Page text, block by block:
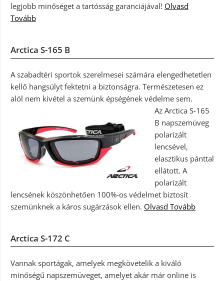
legjobb minőséget a tartósság garanciájával! Olvasd
Tovább
Arctica S-165 B
A szabadtéri sportok szerelmesei számára elengedhetetlen
kellő hangsúlyt fektetni a biztonságra. Természetesen ez
alól nem kivétel a szemünk épségének védelme sem.
Az Arctica S-165
B napszemüveg
polarizált
lencsével,
elasztikus pánttal
ellátott. A
polarizált
lencsének köszönhetően 100%-os védelmet biztosít
szemünknek a káros sugárzások ellen. Olvasd Tovább
Arctica S-172 C
Vannak sportágak, amelyek megkövetelik a kiváló
minőségű napszemüveget, amelyet akár már online is